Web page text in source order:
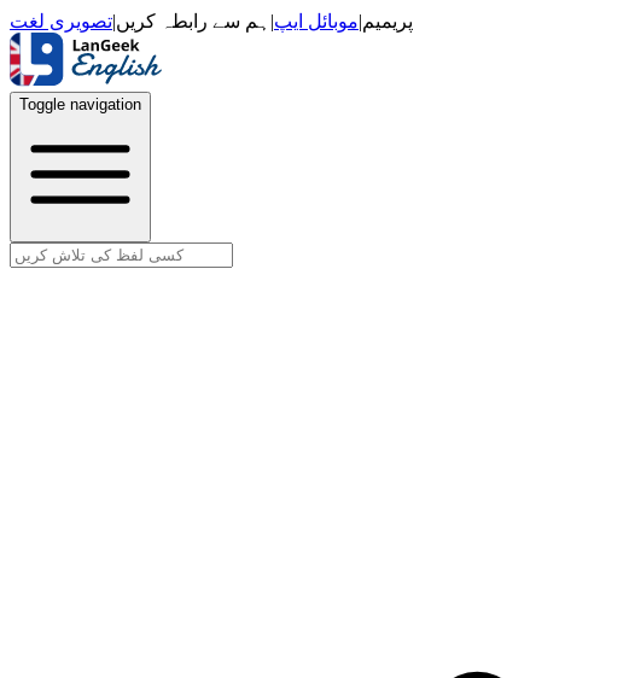
پریمیم|موبائل ایپ| ہم سے رابطہ کریں|تصویری لغت
Toggle navigation